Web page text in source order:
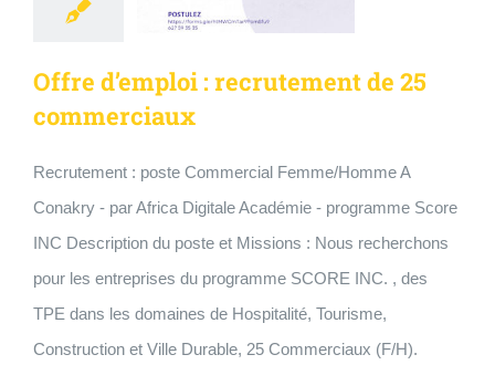
Offre d’emploi : recrutement de 25
commerciaux
Recrutement : poste Commercial Femme/Homme A
Conakry - par Africa Digitale Académie - programme Score
INC Description du poste et Missions : Nous recherchons
pour les entreprises du programme SCORE INC. , des
TPE dans les domaines de Hospitalité, Tourisme,
Construction et Ville Durable, 25 Commerciaux (F/H).